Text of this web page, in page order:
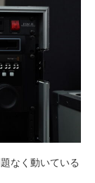
なく動いている